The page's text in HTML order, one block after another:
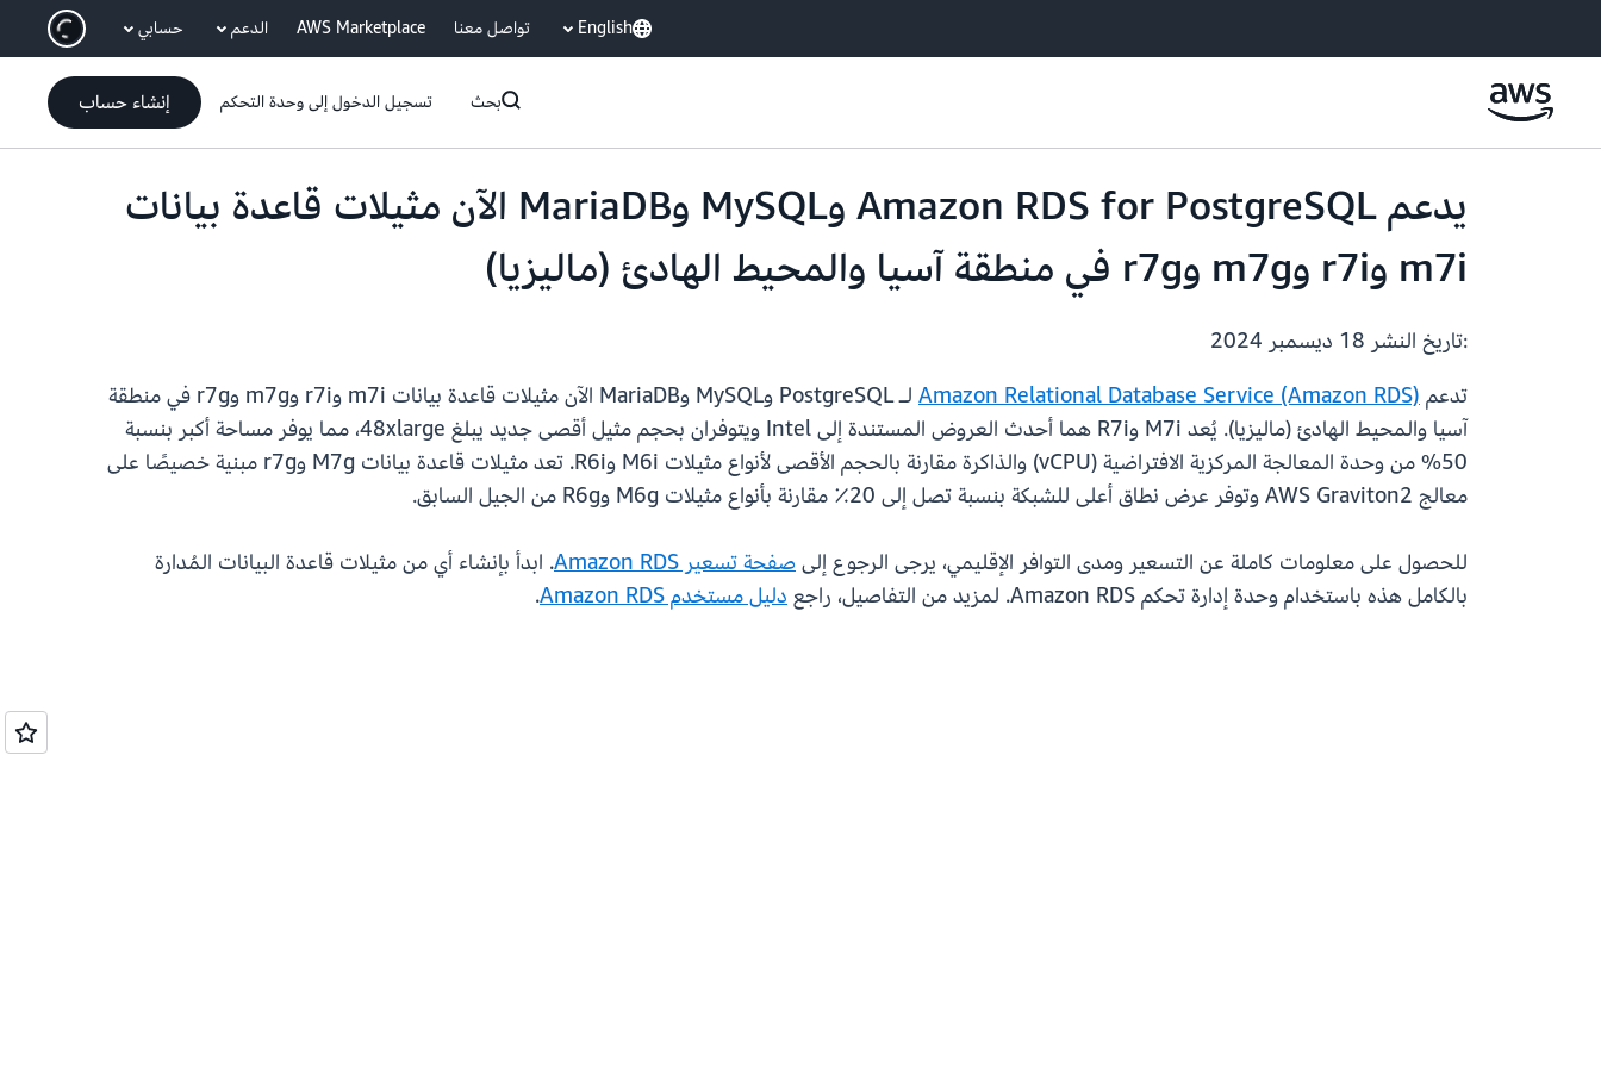
انتقل إلى المحتوى الرئيسي English تواصل معنا AWS Marketplace الدعم حسابي
بحث تسجيل الدخول إلى وحدة التحكم إنشاء حساب
يدعم Amazon RDS for PostgreSQL وMySQL وMariaDB الآن مثيلات قاعدة بيانات
m7i وr7i وm7g وr7g في منطقة آسيا والمحيط الهادئ (ماليزيا)
:تاريخ النشر
تدعمAmazon Relational Database Service (Amazon RDS)
لـ PostgreSQL وMySQL وMariaDB الآن مثيلات قاعدة بيانات m7i وr7i وm7g وr7g في منطقة
آسيا والمحيط الهادئ (ماليزيا). يُعد M7i وR7i هما أحدث العروض المستندة إلى Intel ويتوفران بحجم مثيل أقصى جديد يبلغ 48xlarge، مما يوفر مساحة أكبر بنسبة
50% من وحدة المعالجة المركزية الافتراضية (vCPU) والذاكرة مقارنة بالحجم الأقصى لأنواع مثيلات M6i وR6i. تعد مثيلات قاعدة بيانات M7g وr7g مبنية خصيصًا على
معالج AWS Graviton2 وتوفر عرض نطاق أعلى للشبكة بنسبة تصل إلى 20٪ مقارنة بأنواع مثيلات M6g وR6g من الجيل السابق.
للحصول على معلومات كاملة عن التسعير ومدى التوافر الإقليمي، يرجى الرجوع إلىصفحة تسعير Amazon RDS
. ابدأ بإنشاء أي من مثيلات قاعدة البيانات المُدارة
بالكامل هذه باستخدام وحدة إدارة تحكم Amazon RDS. لمزيد من التفاصيل، راجع
دليل مستخدم Amazon RDS .